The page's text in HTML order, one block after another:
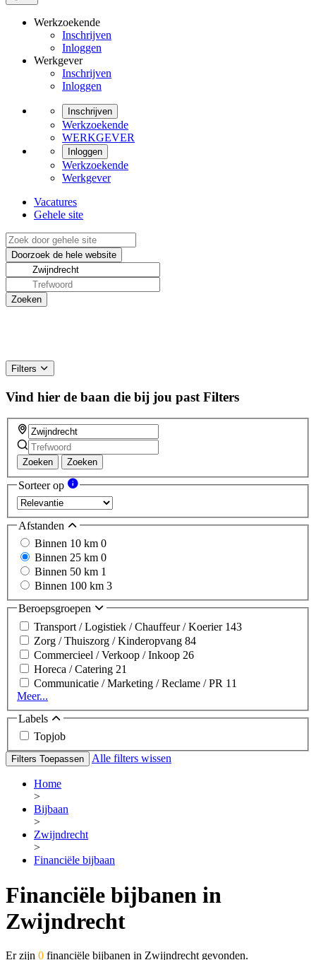
Werkzoekende
Inschrijven
Inloggen
Werkgever
Inschrijven
Inloggen
Inschrijven
Werkzoekende
WERKGEVER
Inloggen
Werkzoekende
Werkgever
Vacatures
Gehele site
Filters
Vind hier de baan die bij jou past Filters
Zoeken Zoeken
Sorteer op
Afstanden
Binnen 10 km 0
Binnen 25 km 0
Binnen 50 km 1
Binnen 100 km 3
Beroepsgroepen
Transport / Logistiek / Chauffeur / Koerier 143
Zorg / Thuiszorg / Kinderopvang 84
Commercieel / Verkoop / Inkoop 26
Horeca / Catering 21
Communicatie / Marketing / Reclame / PR 11
Meer...
Labels
Topjob
Filters Toepassen Alle filters wissen
Home
>
Bijbaan
>
Zwijndrecht
>
Financiële bijbaan
Financiële bijbanen in
Zwijndrecht
Er zijn 0 financiële bijbanen in Zwijndrecht gevonden.